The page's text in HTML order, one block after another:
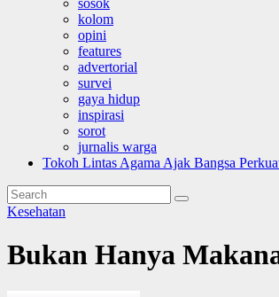
sosok
kolom
opini
features
advertorial
survei
gaya hidup
inspirasi
sorot
jurnalis warga
Tokoh Lintas Agama Ajak Bangsa
Kesehatan
Bukan Hanya